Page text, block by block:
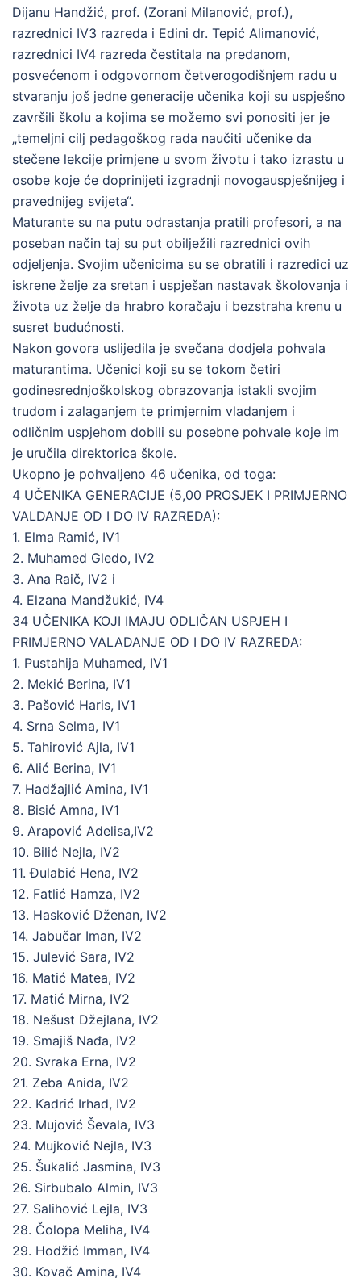
Dijanu Handžić, prof. (Zorani Milanović, prof.),
razrednici IV3 razreda i Edini dr. Tepić Alimanović,
razrednici IV4 razreda čestitala na predanom,
posvećenom i odgovornom četverogodišnjem radu u
stvaranju još jedne generacije učenika koji su uspješno
završili školu a kojima se možemo svi ponositi jer je
„temeljni cilj pedagoškog rada naučiti učenike da
stečene lekcije primjene u svom životu i tako izrastu u
osobe koje će doprinijeti izgradnji novogauspješnijeg i
pravednijeg svijeta“.
Maturante su na putu odrastanja pratili profesori, a na
poseban način taj su put obilježili razrednici ovih
odjeljenja. Svojim učenicima su se obratili i razredici uz
iskrene želje za sretan i uspješan nastavak školovanja i
života uz želje da hrabro koračaju i bezstraha krenu u
susret budućnosti.
Nakon govora uslijedila je svečana dodjela pohvala
maturantima. Učenici koji su se tokom četiri
godinesrednjoškolskog obrazovanja istakli svojim
trudom i zalaganjem te primjernim vladanjem i
odličnim uspjehom dobili su posebne pohvale koje im
je uručila direktorica škole.
Ukopno je pohvaljeno 46 učenika, od toga:
4 UČENIKA GENERACIJE (5,00 PROSJEK I PRIMJERNO
VALDANJE OD I DO IV RAZREDA):
1. Elma Ramić, IV1
2. Muhamed Gledo, IV2
3. Ana Raič, IV2 i
4. Elzana Mandžukić, IV4
34 UČENIKA KOJI IMAJU ODLIČAN USPJEH I
PRIMJERNO VALADANJE OD I DO IV RAZREDA:
1. Pustahija Muhamed, IV1
2. Mekić Berina, IV1
3. Pašović Haris, IV1
4. Srna Selma, IV1
5. Tahirović Ajla, IV1
6. Alić Berina, IV1
7. Hadžajlić Amina, IV1
8. Bisić Amna, IV1
9. Arapović Adelisa,IV2
10. Bilić Nejla, IV2
11. Đulabić Hena, IV2
12. Fatlić Hamza, IV2
13. Hasković Dženan, IV2
14. Jabučar Iman, IV2
15. Julević Sara, IV2
16. Matić Matea, IV2
17. Matić Mirna, IV2
18. Nešust Džejlana, IV2
19. Smajiš Nađa, IV2
20. Svraka Erna, IV2
21. Zeba Anida, IV2
22. Kadrić Irhad, IV2
23. Mujović Ševala, IV3
24. Mujković Nejla, IV3
25. Šukalić Jasmina, IV3
26. Sirbubalo Almin, IV3
27. Salihović Lejla, IV3
28. Čolopa Meliha, IV4
29. Hodžić Imman, IV4
30. Kovač Amina, IV4